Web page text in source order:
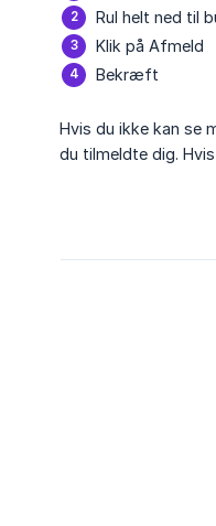
Rul helt ned til
Klik på Afmeld
Bekræft
Hvis du ikke kan se
du tilmeldte dig.